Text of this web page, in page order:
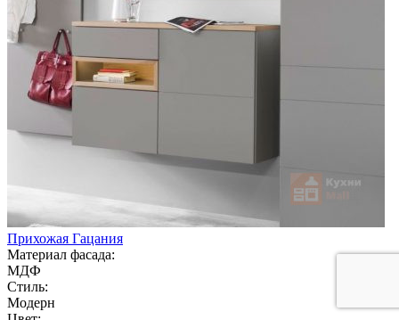
Прихожая Гацания
Материал фасада:
МДФ
Стиль:
Модерн